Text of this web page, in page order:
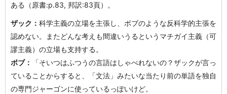
ある（原書:p.83, 邦訳:83頁）。
ザック： 科学主義の立場を主張し、ボブのような反科学的主張を
認めない。またどんな考えも間違いうるというマチガイ主義（可
謬主義）の立場も支持する。
ボブ：
「そいつはふつうの言語はしゃべれないの？ザックが言っ
ていることからすると、「文法」みたいな当たり前の単語を独自
の専門ジャーゴンに使っているっぽいけど。